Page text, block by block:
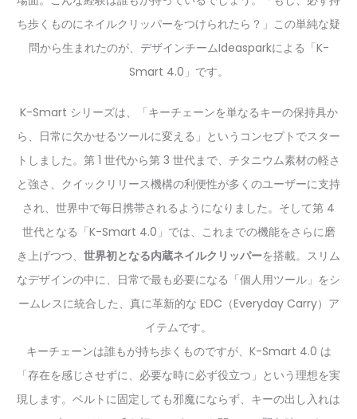
ち歩くものにネイルクリッパーをつけられたら？」この単純な疑
問から生まれたのが、デザインチームIdeasparkによる「K-
Smart 4.0」です。
K-Smart シリーズは、「キーチェーンを単なるキーの保持具か
ら、日常に欠かせるツールに変える」というコンセプトでスター
トしました。第 1 世代から第 3 世代まで、チタニウム素材の軽さ
と強さ、クイックリリース機構の利便性が多くのユーザーに支持
され、世界中で毎日携帯されるようになりました。そして第 4
世代となる「K-Smart 4.0」では、これまでの機能をさらに磨
き上げつつ、 世界初となる内蔵ネイルクリッパーを搭載。スリム
なデザインの中に、日常で最も必要になる「個人用ツール」をシ
ームレスに統合した、真に革新的な EDC（Everyday Carry）ア
イテムです。
キーチェーンは誰もが持ち歩くものですが、K-Smart 4.0 は
「存在を感じさせずに、必要な時に必ず役立つ」という理想を実
現します。ベルトに固定しても邪魔にならず、キーの出し入れは